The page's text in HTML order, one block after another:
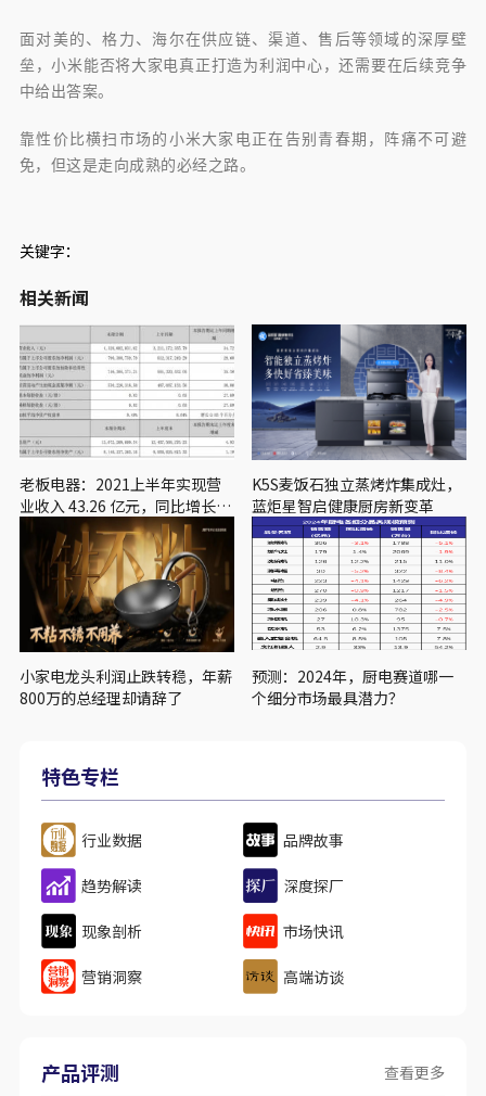
面对美的、格力、海尔在供应链、渠道、售后等领域的深厚壁
垒，小米能否将大家电真正打造为利润中心，还需要在后续竞争
中给出答案。
靠性价比横扫市场的小米大家电正在告别青春期，阵痛不可避
免，但这是走向成熟的必经之路。
关键字：
相关新闻
老板电器：2021上半年实现营
业收入 43.26 亿元，同比增长
34.72%
K5S麦饭石独立蒸烤炸集成灶，
蓝炬星智启健康厨房新变革
小家电龙头利润止跌转稳，年薪
800万的总经理却请辞了
预测：2024年，厨电赛道哪一
个细分市场最具潜力？
特色专栏
行业数据 品牌故事
趋势解读 深度探厂
现象剖析 市场快讯
营销洞察 高端访谈
产品评测 查看更多